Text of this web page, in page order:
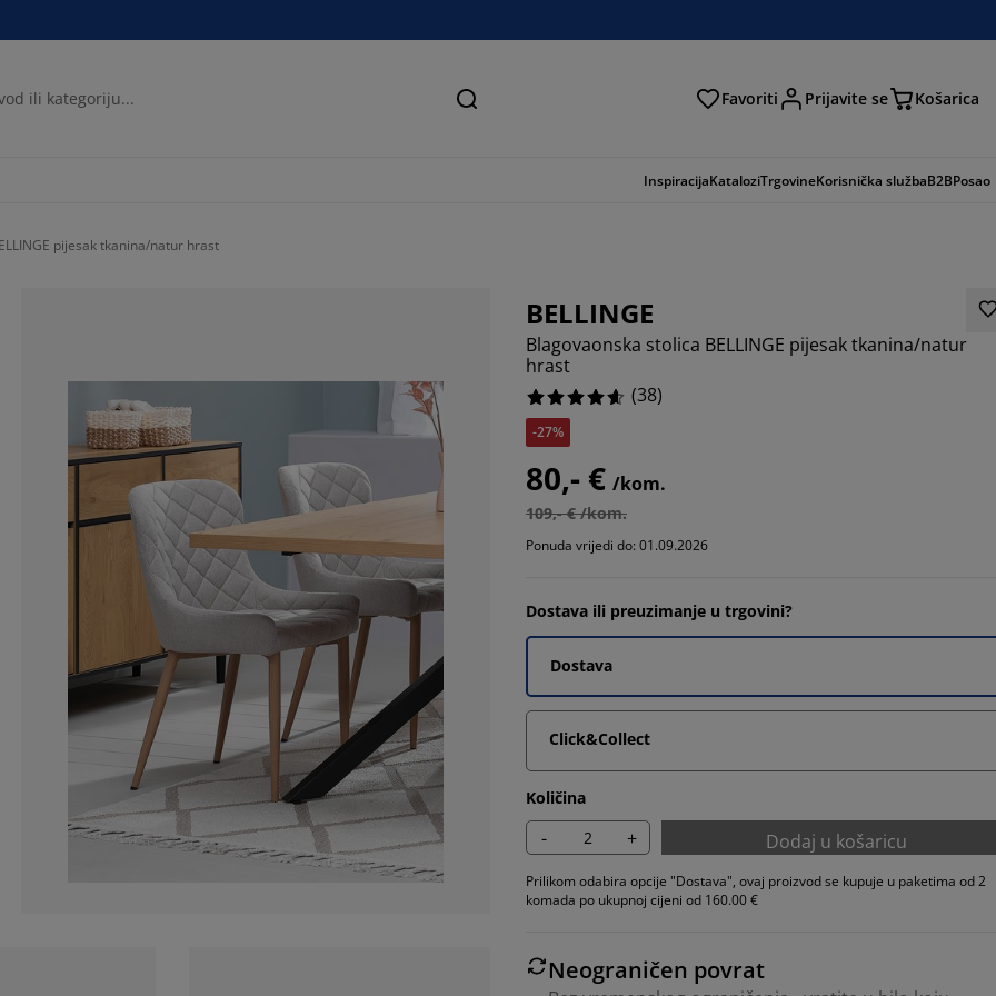
Pretraga Favoriti Prijavite se Košarica
InspiracijaKataloziTrgovineKorisnička službaB2BPosao
pijesak tkanina/natur hrast
BELLINGE
Blagovaonska stolica BELLINGE pijesak tkanina/natur
hrast
(38)
-27%
80,- € /kom.
109,- € /kom.
Ponuda vrijedi do: 01.09.2026
Dostava ili preuzimanje u trgovini?
Dostava
Click&Collect
Količina
- + Dodaj u košaricu
Prilikom odabira opcije "Dostava", ovaj proizvod se kupuje u paketima od 2
komada po ukupnoj cijeni od 160.00 €
Neograničen povrat
71.05263157894737%
21.052631578947366%
5.263157894736842%
2.631578947368421%